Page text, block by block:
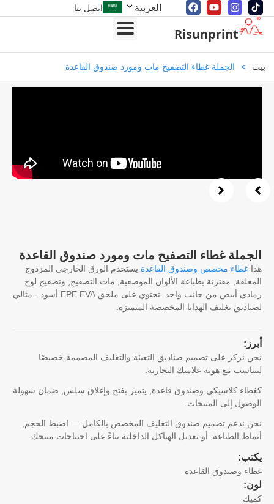
العربية اتصل بنا
Risunprint
> الجملة غطاء التصفيح مات ومورد صندوق القاعدة
غطاء التصفيح مات ومورد صندوق القاعدة
غطاء مخصص وصندوق القاعدةيستخدم الورق الخارجي المزدوج
مقترنة بطباعة الألوان الموضعية, مات التصفيح, وتصفيح لوح
رمادي أبيض من جانب واحد. تحتوي على ملحق EPE EVA أسود - مثالي
تغليف الهدايا المخصصة المتميزة.
نركز على تصميم صناديق التعبئة والتغليف المصممة خصيصًا
مع هوية علامتك التجارية.
كلاسيكي وصندوق قاعدة, يتميز بفتح وإغلاق سلس, ضمان سهولة
إلى المنتجات.
ندعم تصميم صندوق التغليف المخصص بالكامل — اضبط الحجم,
الطباعة, أو تعديل الهياكل الداخلية بناءً على احتياجات منتجك.
وصندوق القاعدة